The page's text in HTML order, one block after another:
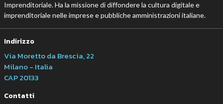
Imprenditoriale. Ha la missione di diffondere la cultura digitale e
imprenditoriale nelle imprese e pubbliche amministrazioni italiane.
Indirizzo
Via Moretto da Brescia, 22
Milano - Italia
CAP 20133
Contatti